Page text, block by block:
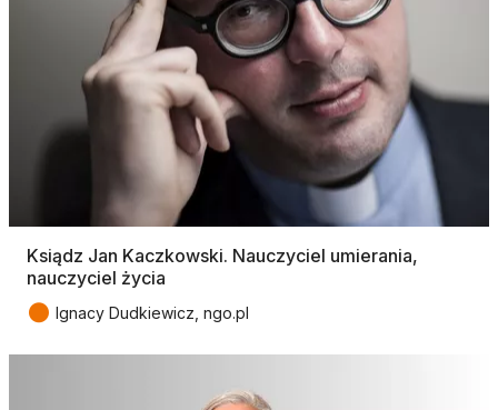
Ksiądz Jan Kaczkowski. Nauczyciel umierania,
nauczyciel życia
● Ignacy Dudkiewicz, ngo.pl